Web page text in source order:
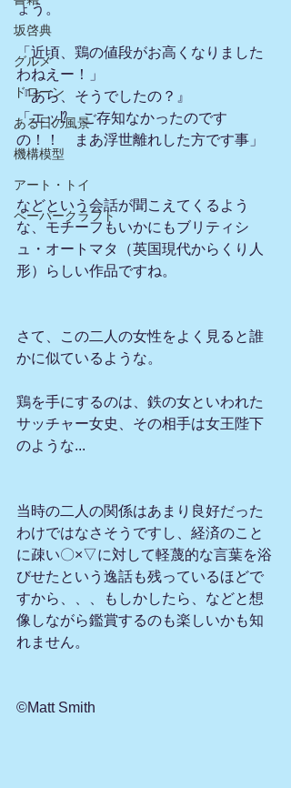
坂啓典
グルメ
ドローン
ある日の風景
機構模型
アート・トイ
ペーパークラフト
ょう。
「近頃、鶏の値段がお高くなりました
わねえー！」
『あら、そうでしたの？』
「エッ⁉　ご存知なかったのです
の！！　まあ浮世離れした方です事」
などという会話が聞こえてくるよう
な、モチーフもいかにもブリティシ
ュ・オートマタ（英国現代からくり人
形）らしい作品ですね。
さて、この二人の女性をよく見ると誰
かに似ているような。
鶏を手にするのは、鉄の女といわれた
サッチャー女史、その相手は女王陛下
のような...
当時の二人の関係はあまり良好だった
わけではなさそうですし、経済のこと
に疎い〇×▽に対して軽蔑的な言葉を浴
びせたという逸話も残っているほどで
すから、、、もしかしたら、などと想
像しながら鑑賞するのも楽しいかも知
れません。
©Matt Smith